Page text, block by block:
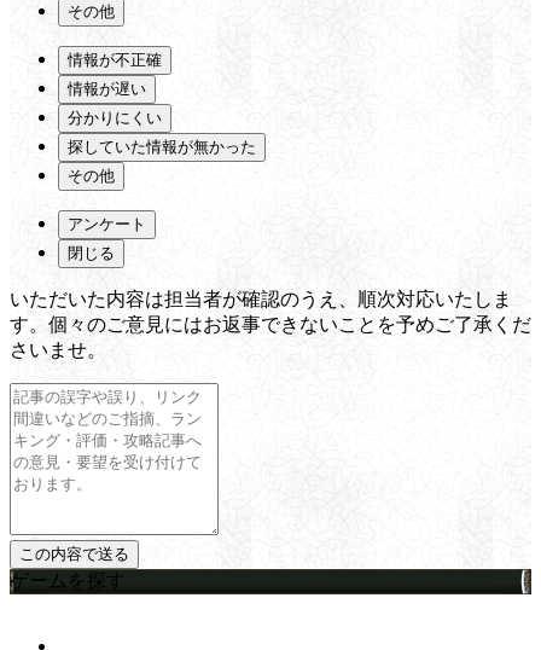
その他
情報が不正確
情報が遅い
分かりにくい
探していた情報が無かった
その他
アンケート
閉じる
いただいた内容は担当者が確認のうえ、順次対応いたしま
す。個々のご意見にはお返事できないことを予めご了承くだ
さいませ。
ゲームを探す